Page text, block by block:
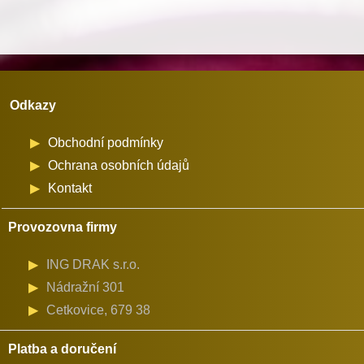
Odkazy
Obchodní podmínky
Ochrana osobních údajů
Kontakt
Provozovna firmy
ING DRAK s.r.o.
Nádražní 301
Cetkovice, 679 38
Platba a doručení